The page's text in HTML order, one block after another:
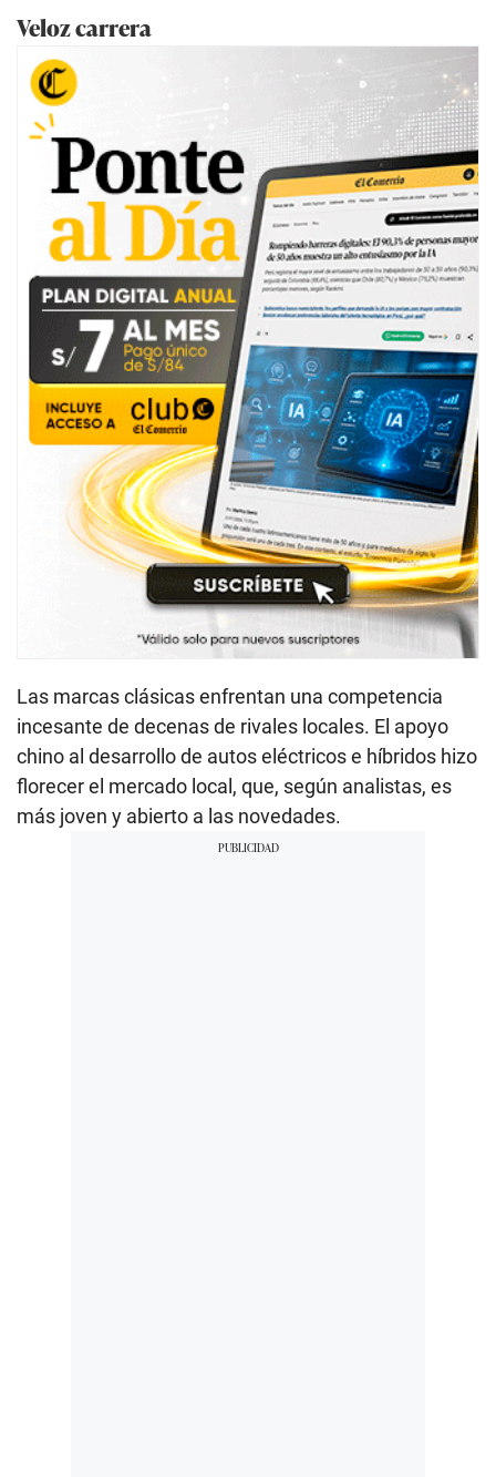
Veloz carrera
Las marcas clásicas enfrentan una competencia
incesante de decenas de rivales locales. El apoyo
chino al desarrollo de autos eléctricos e híbridos hizo
florecer el mercado local, que, según analistas, es
más joven y abierto a las novedades.